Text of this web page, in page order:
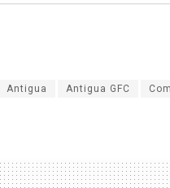
Antigua Antigua GFC